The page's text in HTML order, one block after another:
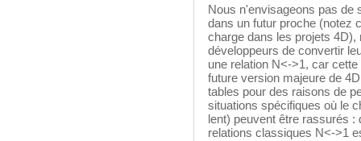
Nous n'envisageons pas de
dans un futur proche (notez
charge dans les projets
développeurs de convertir
une relation N<->1, car
future version majeure de
tables pour des raisons de
situations spécifiques où le
lent) peuvent être rassurés
relations classiques N<->1